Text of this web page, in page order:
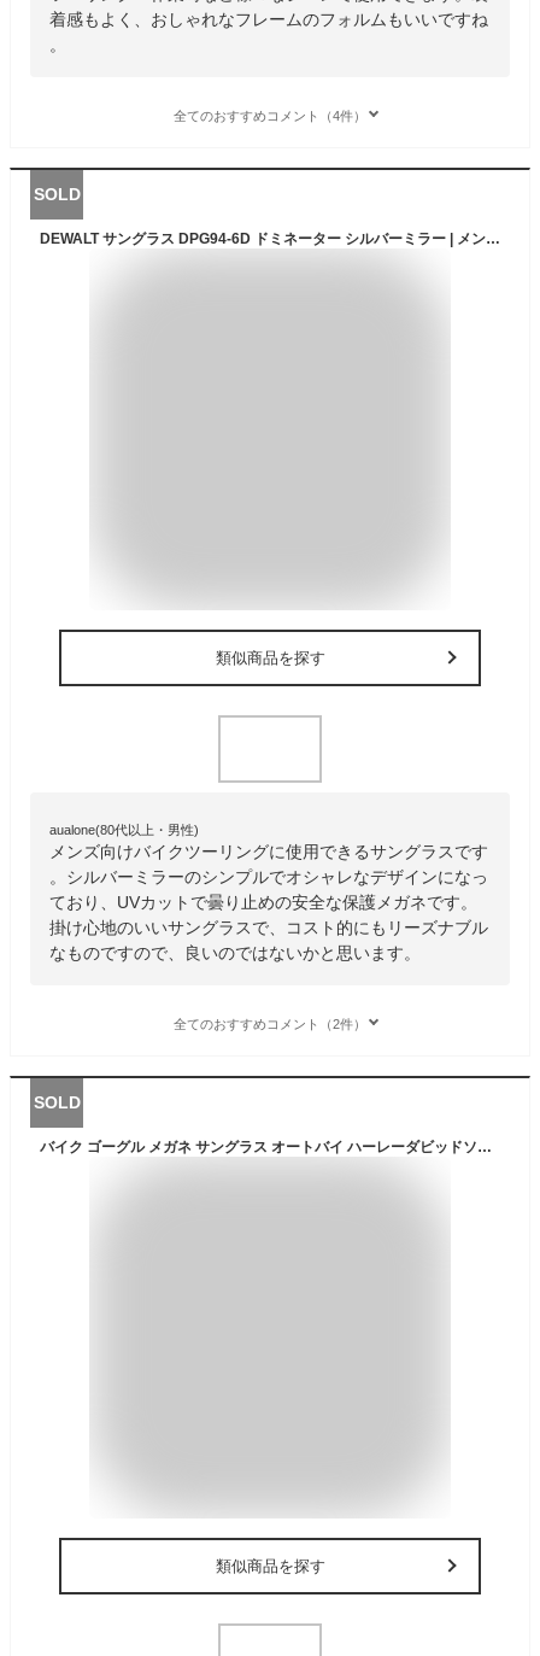
着感もよく、おしゃれなフレームのフォルムもいいですね
。
全てのおすすめコメント（4件）
SOLD
DEWALT サングラス DPG94-6D ドミネーター シルバーミラー | メンズ スポーツ 紫外線カット UVカット グラサン 運転 ドライブ バイク ツーリング 曇り止め セーフティグラス セーフティーグラス 保護メガネ 保護眼鏡 保護めがね 安全メガネ 作業用メガネ
類似商品を探す
aualone(80代以上・男性)
メンズ向けバイクツーリングに使用できるサングラスです
。シルバーミラーのシンプルでオシャレなデザインになっ
ており、UVカットで曇り止めの安全な保護メガネです。
掛け心地のいいサングラスで、コスト的にもリーズナブル
なものですので、良いのではないかと思います。
全てのおすすめコメント（2件）
SOLD
バイク ゴーグル メガネ サングラス オートバイ ハーレーダビッドソン 自転車 防風 目の保護 花粉対策 虫よけ 虫対策 サバゲー サバイバルゲーム 山登り アウトドア キャンプ ランニング バイクゴーグル 紫外線カット サイクリング スキー スノボー ゴーグルバイク ハーレー
類似商品を探す